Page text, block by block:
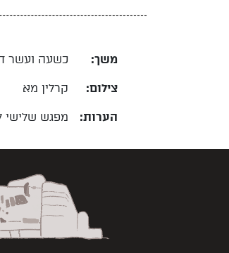
משך: כשעה ועשר
צילום: קרלין מא
הערות: מפגש שלישי